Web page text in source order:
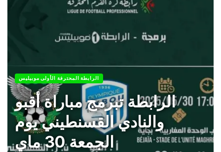
الرابطة المحترفة الأولى موبيليس
الرابطة تبرمج مباراة أقبو
والنادي القسنطيني يوم
الجمعة 30 ماي